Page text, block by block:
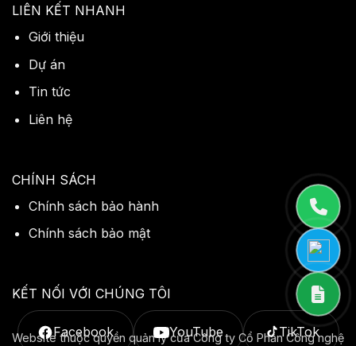
LIÊN KẾT NHANH
Giới thiệu
Dự án
Tin tức
Liên hệ
CHÍNH SÁCH
Chính sách bảo hành
Chính sách bảo mật
KẾT NỐI VỚI CHÚNG TÔI
Facebook YouTube TikTok
Website thuộc quyền quản lý của Công ty Cổ Phần Công nghệ